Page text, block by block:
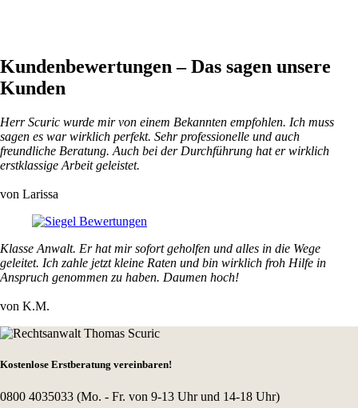
Kundenbewertungen– Das sagen unsere
Kunden
Herr Scuric wurde mir von einem Bekannten empfohlen. Ich muss
sagen es war wirklich perfekt. Sehr professionelle und auch
freundliche Beratung. Auch bei der Durchführung hat er wirklich
erstklassige Arbeit geleistet.
von Larissa
Klasse Anwalt. Er hat mir sofort geholfen und alles in die Wege
geleitet. Ich zahle jetzt kleine Raten und bin wirklich froh Hilfe in
Anspruch genommen zu haben. Daumen hoch!
von K.M.
Kostenlose Erstberatung vereinbaren!
0800 4035033 (Mo. - Fr. von 9-13 Uhr und 14-18 Uhr)